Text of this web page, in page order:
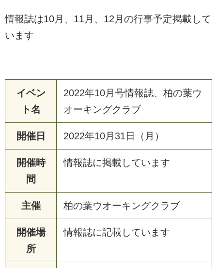
情報誌は10月、11月、12月の行事予定掲載して
います
イベン
ト名
2022年10月号情報誌、柏の葉ウ
オーキングクラブ
開催日 2022年10月31日（月）
開催時
間
情報誌に掲載しています
主催 柏の葉ウオーキングクラブ
開催場
所
情報誌に記載しています